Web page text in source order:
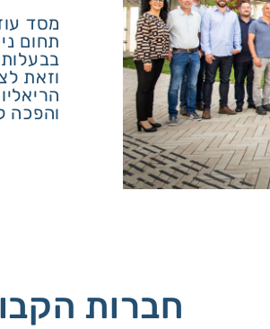
מסד
תחום
וזאת
והפכה
חברות